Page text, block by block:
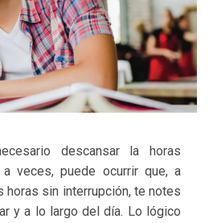
descansar la horas
veces, puede ocurrir que, a
horas sin interrupción, te notes
y a lo largo del día. Lo lógico